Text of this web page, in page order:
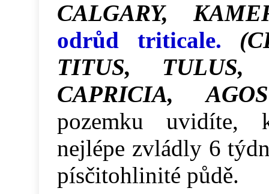
CALGARY,
odrůd triticale.
TITUS, TULUS,
CAPRICIA,
pozemku uvidíte,
nejlépe zvládly 6
písčitohlinité půdě.